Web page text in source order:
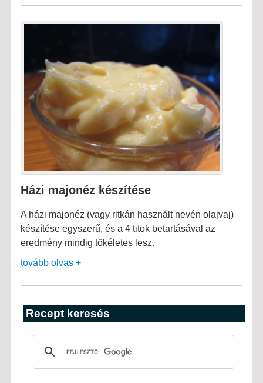
Házi majonéz készítése
A házi majonéz (vagy ritkán használt nevén olajvaj)
készítése egyszerű, és a 4 titok betartásával az
eredmény mindig tökéletes lesz.
tovább olvas +
Recept keresés